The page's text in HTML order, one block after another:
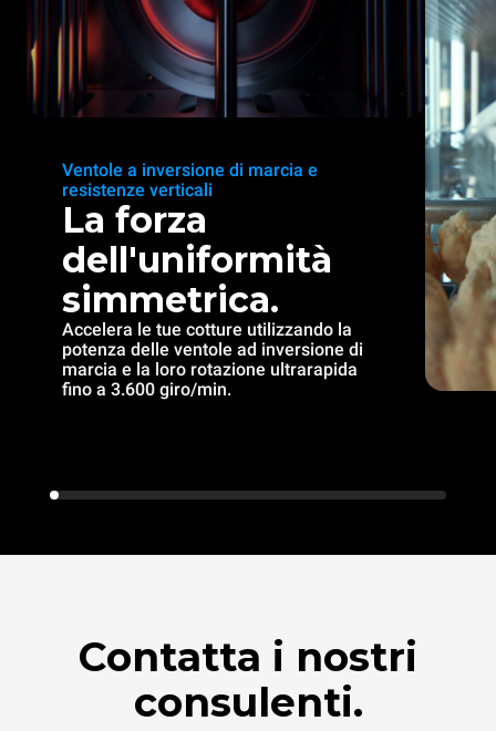
Ventole a inversione di marcia e
resistenze verticali
La forza
dell'uniformità
simmetrica.
Accelera le tue cotture utilizzando la
potenza delle ventole ad inversione di
marcia e la loro rotazione ultrarapida
fino a 3.600 giro/min.
Contatta i nostri
consulenti.